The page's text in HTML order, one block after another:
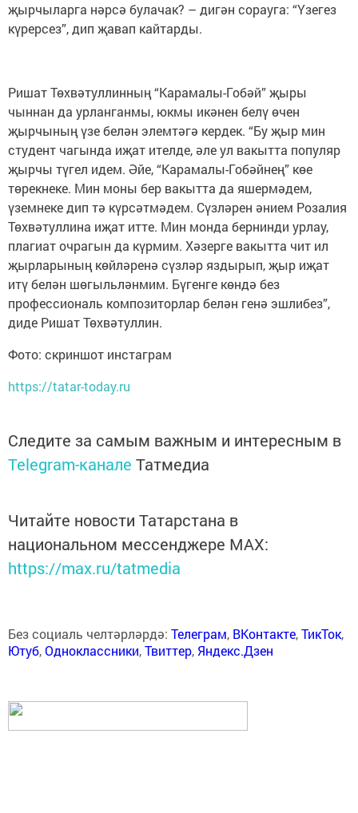
җырчыларга нәрсә булачак? – дигән сорауга: “Үзегез
күрерсез”, дип җавап кайтарды.
Ришат Төхвәтуллинның “Карамалы-Гобәй” җыры
чыннан да урланганмы, юкмы икәнен белү өчен
җырчының үзе белән элемтәгә кердек. “Бу җыр мин
студент чагында иҗат ителде, әле ул вакытта популяр
җырчы түгел идем. Әйе, “Карамалы-Гобәйнең” көе
төрекнеке. Мин моны бер вакытта да яшермәдем,
үземнеке дип тә күрсәтмәдем. Сүзләрен әнием Розалия
Төхвәтуллина иҗат итте. Мин монда бернинди урлау,
плагиат очрагын да күрмим. Хәзерге вакытта чит ил
җырларының көйләренә сүзләр яздырып, җыр иҗат
итү белән шөгыльләнмим. Бүгенге көндә без
профессиональ композиторлар белән генә эшлибез”,
диде Ришат Төхвәтуллин.
Фото: скриншот инстаграм
https://tatar-today.ru
Следите за самым важным и интересным в
Telegram-канале Татмедиа
Читайте новости Татарстана в
национальном мессенджере MАХ:
https://max.ru/tatmedia
Без социаль челтәрләрдә: Телеграм, ВКонтакте,ТикТок,
Ютуб,Одноклассники,Твиттер, Яндекс.Дзен